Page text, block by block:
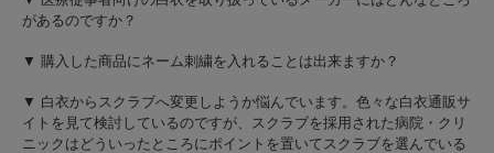
があるのですか？
▼ 購入した商品にネーム刺繍を入れることは出来ますか？
▼ 白衣からスクラブへ変更しようか悩んでいます。色々な白衣通販サ
イトを見て検討しているのですが、スクラブを採用された病院・クリ
ニックはどういったところにポイントを置いてスクラブを選んでいる